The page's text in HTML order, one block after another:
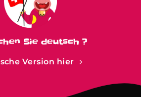
Sie deutsch ?
Version hier